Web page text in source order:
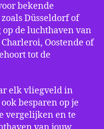
bekende
Düsseldorf of
de luchthaven van
Oostende of
tot de
elk vliegveld in
besparen op je
vergelijken en te